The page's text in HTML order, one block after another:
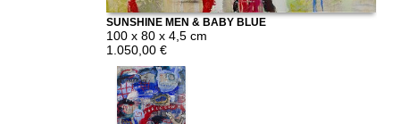
SUNSHINE MEN & BABY BLUE
100 x 80 x 4,5 cm
1.050,00 €